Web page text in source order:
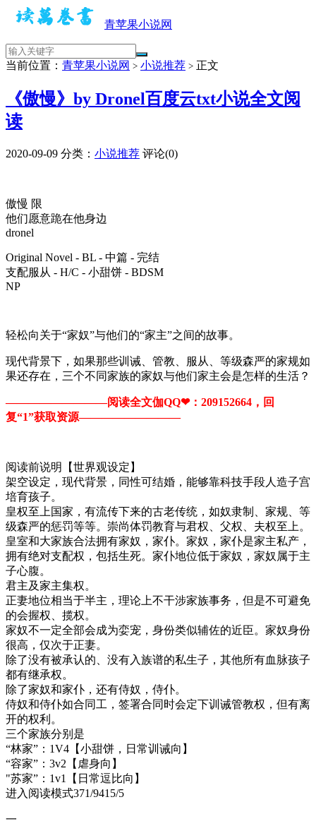
青苹果小说网
当前位置： 青苹果小说网 > 小说推荐 > 正文
《傲慢》by Dronel百度云txt小说全文阅
读
2020-09-09 分类： 小说推荐 评论(0)
傲慢 限
他们愿意跪在他身边
dronel
Original Novel - BL - 中篇 - 完结
支配服从 - H/C - 小甜饼 - BDSM
NP
轻松向关于“家奴”与他们的“家主”之间的故事。
现代背景下，如果那些训诫、管教、服从、等级森严的家规如
果还存在，三个不同家族的家奴与他们家主会是怎样的生活？
—————————阅读全文伽QQ❤：209152664，回
复“1”获取资源—​​​​————————
阅读前说明【世界观设定】
架空设定，现代背景，同性可结婚，能够靠科技手段人造子宫
培育孩子。
皇权至上国家，有流传下来的古老传统，如奴隶制、家规、等
级森严的惩罚等等。崇尚体罚教育与君权、父权、夫权至上。
皇室和大家族合法拥有家奴，家仆。家奴，家仆是家主私产，
拥有绝对支配权，包括生死。家仆地位低于家奴，家奴属于主
子心腹。
君主及家主集权。
正妻地位相当于半主，理论上不干涉家族事务，但是不可避免
的会握权、揽权。
家奴不一定全部会成为娈宠，身份类似辅佐的近臣。家奴身份
很高，仅次于正妻。
除了没有被承认的、没有入族谱的私生子，其他所有血脉孩子
都有继承权。
除了家奴和家仆，还有侍奴，侍仆。
侍奴和侍仆如合同工，签署合同时会定下训诫管教权，但有离
开的权利。
三个家族分别是
“林家”：1V4【小甜饼，日常训诫向】
“容家”：3v2【虐身向】
"苏家”：1v1【日常逗比向】
进入阅读模式371/9415/5
一